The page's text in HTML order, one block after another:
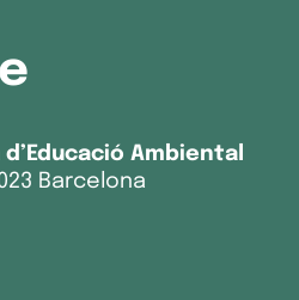
Ambiental
Barcelona